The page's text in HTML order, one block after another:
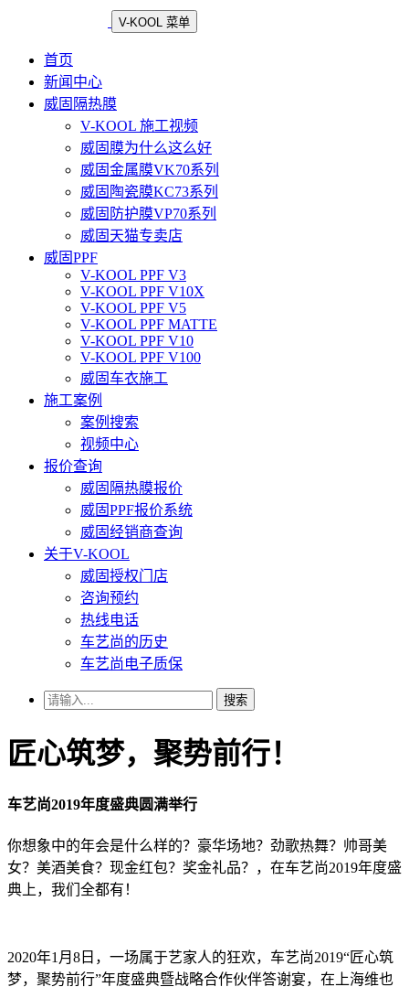
V-KOOL 菜单
首页
新闻中心
威固隔热膜
V-KOOL 施工视频
威固膜为什么这么好
威固金属膜VK70系列
威固陶瓷膜KC73系列
威固防护膜VP70系列
威固天猫专卖店
威固PPF
V-KOOL PPF V3
V-KOOL PPF V10X
V-KOOL PPF V5
V-KOOL PPF MATTE
V-KOOL PPF V10
V-KOOL PPF V100
威固车衣施工
施工案例
案例搜索
视频中心
报价查询
威固隔热膜报价
威固PPF报价系统
威固经销商查询
关于V-KOOL
威固授权门店
咨询预约
热线电话
车艺尚的历史
车艺尚电子质保
搜索
匠心筑梦，聚势前行！
车艺尚2019年度盛典圆满举行
你想象中的年会是什么样的？豪华场地？劲歌热舞？帅哥美
女？美酒美食？现金红包？奖金礼品？，在车艺尚2019年度盛
典上，我们全都有！
2020年1月8日，一场属于艺家人的狂欢，车艺尚2019“匠心筑
梦，聚势前行”年度盛典暨战略合作伙伴答谢宴，在上海维也